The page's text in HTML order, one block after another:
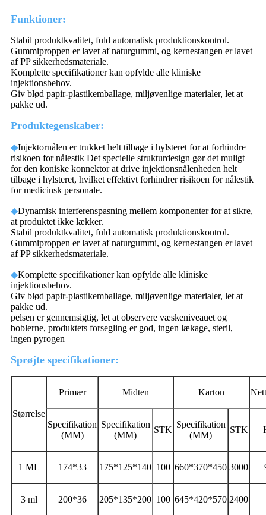
Funktioner:
Stabil produktkvalitet, fuld automatisk produktionskontrol.
Gummiproppen er lavet af naturgummi, og kernestangen er lavet
af PP sikkerhedsmateriale.
Komplette specifikationer kan opfylde alle kliniske
injektionsbehov.
Giv blød papir-plastikemballage, miljøvenlige materialer, let at
pakke ud.
Produktegenskaber:
◆Injektornålen er trukket helt tilbage i hylsteret for at forhindre
risikoen for nålestik Det specielle strukturdesign gør det muligt
for den koniske konnektor at drive injektionsnålenheden helt
tilbage i hylsteret, hvilket effektivt forhindrer risikoen for nålestik
for medicinsk personale.
◆Dynamisk interferenspasning mellem komponenter for at sikre,
at produktet ikke lækker.
Stabil produktkvalitet, fuld automatisk produktionskontrol.
Gummiproppen er lavet af naturgummi, og kernestangen er lavet
af PP sikkerhedsmateriale.
◆Komplette specifikationer kan opfylde alle kliniske
injektionsbehov.
Giv blød papir-plastikemballage, miljøvenlige materialer, let at
pakke ud.
pelsen er gennemsigtig, let at observere væskeniveauet og
boblerne, produktets forsegling er god, ingen lækage, steril,
ingen pyrogen
Sprøjte specifikationer:
Størrelse
Primær Midten Karton
Specifikation
(MM)
Specifikation
(MM)
STK
Specifikation
(MM)
STK
1 ML 174*33 175*125*140 100 660*370*450 3000
3 ml 200*36 205*135*200 100 645*420*570 2400